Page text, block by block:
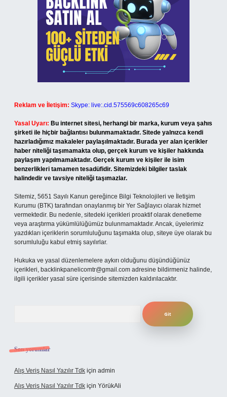
Reklam ve İletişim: Skype: live:.cid.575569c608265c69
Yasal Uyarı: Bu internet sitesi, herhangi bir marka, kurum veya şahıs
şirketi ile hiçbir bağlantısı bulunmamaktadır. Sitede yalnızca kendi
hazırladığımız makaleler paylaşılmaktadır. Burada yer alan içerikler
haber niteliği taşımamakta olup, gerçek kurum ve kişiler hakkında
paylaşım yapılmamaktadır. Gerçek kurum ve kişiler ile isim
benzerlikleri tamamen tesadüfidir. Sitemizdeki bilgiler taslak
halindedir ve tavsiye niteliği taşımazlar.
Sitemiz, 5651 Sayılı Kanun gereğince Bilgi Teknolojileri ve İletişim
Kurumu (BTK) tarafından onaylanmış bir Yer Sağlayıcı olarak hizmet
vermektedir. Bu nedenle, sitedeki içerikleri proaktif olarak denetleme
veya araştırma yükümlülüğümüz bulunmamaktadır. Ancak, üyelerimiz
yazdıkları içeriklerin sorumluluğunu taşımakta olup, siteye üye olarak bu
sorumluluğu kabul etmiş sayılırlar.
Hukuka ve yasal düzenlemelere aykırı olduğunu düşündüğünüz
içerikleri, backlinkpanelicomtr@gmail.com adresine bildirmeniz halinde,
ilgili içerikler yasal süre içerisinde sitemizden kaldırılacaktır.
Son yorumlar
Alış Veriş Nasıl Yazılır Tdk için admin
Alış Veriş Nasıl Yazılır Tdk için YörükAli